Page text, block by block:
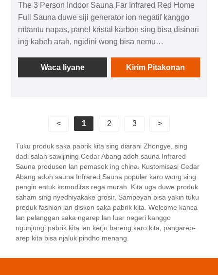
The 3 Person Indoor Sauna Far Infrared Red Home
Full Sauna duwe siji generator ion negatif kanggo
mbantu napas, panel kristal karbon sing bisa disinari
ing kabeh arah, ngidini wong bisa nemu
peralatan audio. Sampeyan bisa muter musik sing
disenengi ing sawayah-wayah nalika nggunakake,
Waca liyane Kirim Pitakonan
< 1 2 3 >
Tuku produk saka pabrik kita sing diarani Zhongye, sing
dadi salah sawijining Cedar Abang adoh sauna Infrared
Sauna produsen lan pemasok ing china. Kustomisasi Cedar
Abang adoh sauna Infrared Sauna populer karo wong sing
pengin entuk komoditas rega murah. Kita uga duwe produk
saham sing nyedhiyakake grosir. Sampeyan bisa yakin tuku
produk fashion lan diskon saka pabrik kita. Welcome kanca
lan pelanggan saka ngarep lan luar negeri kanggo
ngunjungi pabrik kita lan kerjo bareng karo kita, pangarep-
arep kita bisa njaluk pindho menang.